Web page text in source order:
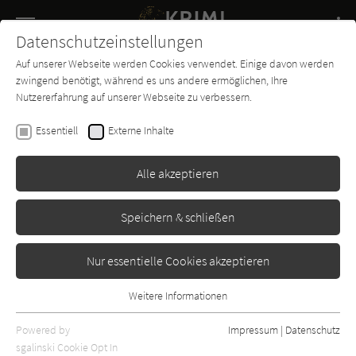
SUCHE
Buch-
Entdecker
Forum Charts
Patricia Wentworth
Der Elfenbeindolch
Erschienen: Januar 1995 Bibliogr. Angaben
Datenschutzeinstellungen
Auf unserer Webseite werden Cookies verwendet. Einige davon werden
zwingend benötigt, während es uns andere ermöglichen, Ihre
Nutzererfahrung auf unserer Webseite zu verbessern.
Essentiell Externe Inhalte
Alle akzeptieren
Speichern & schließen
Nur essentielle Cookies akzeptieren
Essentielle Cookies werden für grundlegende Funktionen der
Webseite benötigt. Dadurch ist gewährleistet, dass die Webseite
Weitere Informationen
Powered by
sgalinski Cookie Opt In
Impressum | Datenschutz